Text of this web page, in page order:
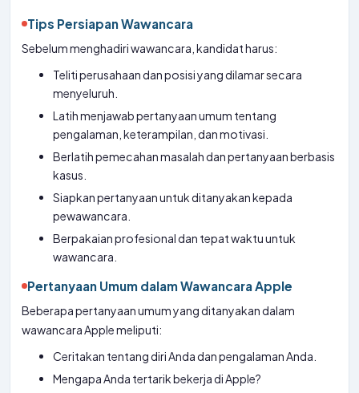
Tips Persiapan Wawancara
Sebelum menghadiri wawancara, kandidat harus:
Teliti perusahaan dan posisi yang dilamar secara
menyeluruh.
Latih menjawab pertanyaan umum tentang
pengalaman, keterampilan, dan motivasi.
Berlatih pemecahan masalah dan pertanyaan berbasis
kasus.
Siapkan pertanyaan untuk ditanyakan kepada
pewawancara.
Berpakaian profesional dan tepat waktu untuk
wawancara.
Pertanyaan Umum dalam Wawancara Apple
Beberapa pertanyaan umum yang ditanyakan dalam
wawancara Apple meliputi:
Ceritakan tentang diri Anda dan pengalaman Anda.
Mengapa Anda tertarik bekerja di Apple?